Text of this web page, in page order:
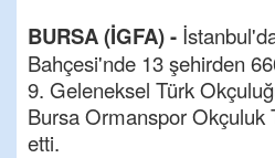
BURSA (İGFA) -
Bahçesi'nde 13 şehirden
9. Geleneksel Türk
Bursa Ormanspor Okçuluk
etti.